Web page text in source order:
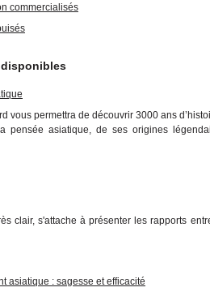
commercialisés
vous permettra de découvrir 3000 ans
pensée asiatique, de ses origines
clair, s'attache à présenter les rapports
asiatique : sagesse et efficacité